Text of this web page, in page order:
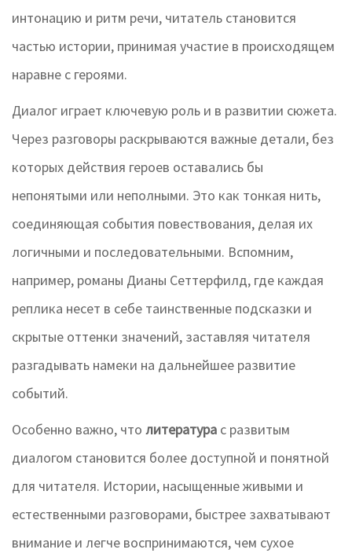
интонацию и ритм речи, читатель становится
частью истории, принимая участие в происходящем
наравне с героями.
Диалог играет ключевую роль и в развитии сюжета.
Через разговоры раскрываются важные детали, без
которых действия героев оставались бы
непонятыми или неполными. Это как тонкая нить,
соединяющая события повествования, делая их
логичными и последовательными. Вспомним,
например, романы Дианы Сеттерфилд, где каждая
реплика несет в себе таинственные подсказки и
скрытые оттенки значений, заставляя читателя
разгадывать намеки на дальнейшее развитие
событий.
Особенно важно, что литература с развитым
диалогом становится более доступной и понятной
для читателя. Истории, насыщенные живыми и
естественными разговорами, быстрее захватывают
внимание и легче воспринимаются, чем сухое